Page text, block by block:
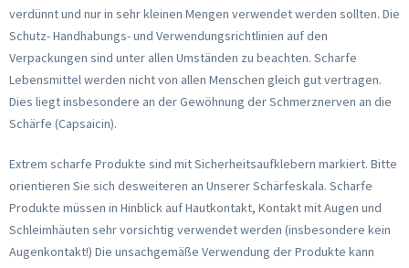
verdünnt und nur in sehr kleinen Mengen verwendet werden sollten. Die
Schutz- Handhabungs- und Verwendungsrichtlinien auf den
Verpackungen sind unter allen Umständen zu beachten. Scharfe
Lebensmittel werden nicht von allen Menschen gleich gut vertragen.
Dies liegt insbesondere an der Gewöhnung der Schmerznerven an die
Schärfe (Capsaicin).
Extrem scharfe Produkte sind mit Sicherheitsaufklebern markiert. Bitte
orientieren Sie sich desweiteren an Unserer Schärfeskala. Scharfe
Produkte müssen in Hinblick auf Hautkontakt, Kontakt mit Augen und
Schleimhäuten sehr vorsichtig verwendet werden (insbesondere kein
Augenkontakt!) Die unsachgemäße Verwendung der Produkte kann